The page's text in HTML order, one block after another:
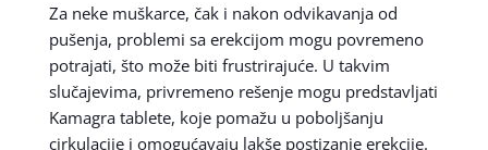
Za neke muškarce, čak i nakon odvikavanja od
pušenja, problemi sa erekcijom mogu povremeno
potrajati, što može biti frustrirajuće. U takvim
slučajevima, privremeno rešenje mogu predstavljati
Kamagra tablete, koje pomažu u poboljšanju
cirkulacije i omogućavaju lakše postizanje erekcije.